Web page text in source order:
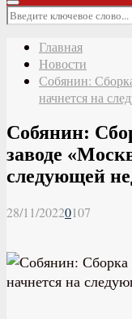
Основное
меню
Искать:
Главная
Новости
Собянин:
начнется на
Собянин:
заводе
следующей
28/11/20220107